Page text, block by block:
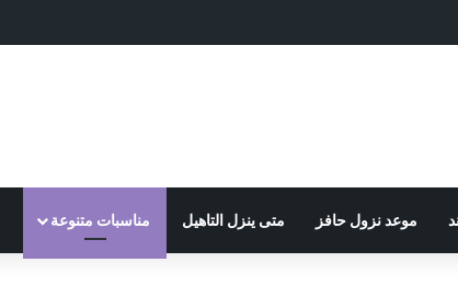
موعد نزول حافز متى ينزل التاهيل مناسبات متنوعة